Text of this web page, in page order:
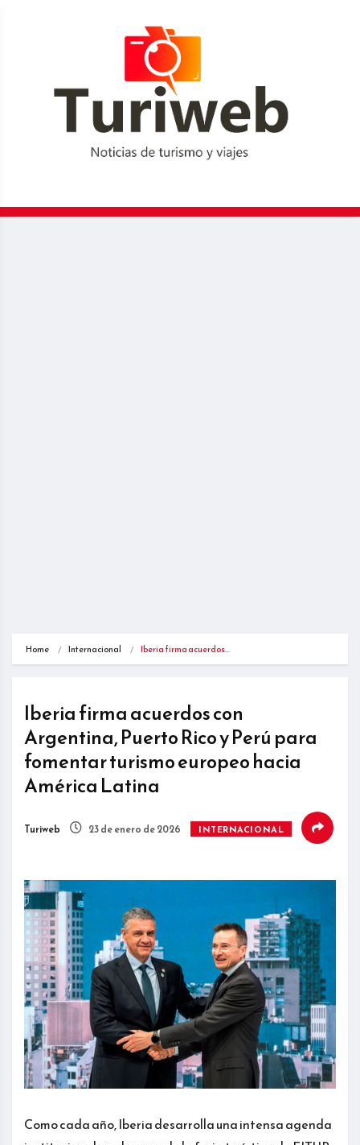
Home Internacional Iberia firma acuerdos…
Iberia firma acuerdos con
Argentina, Puerto Rico y Perú para
fomentar turismo europeo hacia
América Latina
Turiweb 23 de enero de 2026 INTERNACIONAL
Como cada año, Iberia desarrolla una intensa agenda